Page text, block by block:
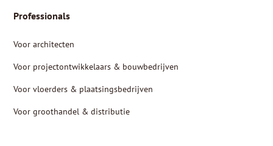
Professionals
Voor architecten
Voor projectontwikkelaars & bouwbedrijven
Voor vloerders & plaatsingsbedrijven
Voor groothandel & distributie